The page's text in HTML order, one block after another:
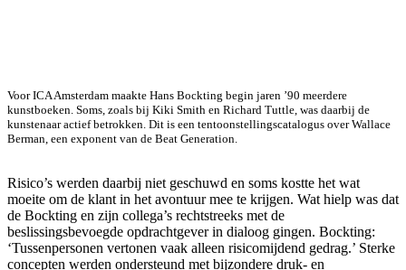
Voor ICA Amsterdam maakte Hans Bockting begin jaren ’90 meerdere
kunstboeken. Soms, zoals bij Kiki Smith en Richard Tuttle, was daarbij de
kunstenaar actief betrokken. Dit is een tentoonstellingscatalogus over Wallace
Berman, een exponent van de Beat Generation.
Risico’s werden daarbij niet geschuwd en soms kostte het wat
moeite om de klant in het avontuur mee te krijgen. Wat hielp was dat
de Bockting en zijn collega’s rechtstreeks met de
beslissingsbevoegde opdrachtgever in dialoog gingen. Bockting:
‘Tussenpersonen vertonen vaak alleen risicomijdend gedrag.’ Sterke
concepten werden ondersteund met bijzondere druk- en